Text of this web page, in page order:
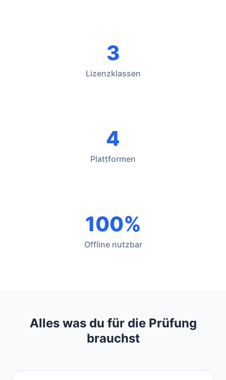
3
Lizenzklassen
4
Plattformen
100%
Offline nutzbar
Alles was du für die Prüfung
brauchst